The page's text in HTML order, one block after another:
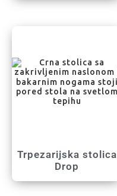
Trpezarijska stolica
Drop